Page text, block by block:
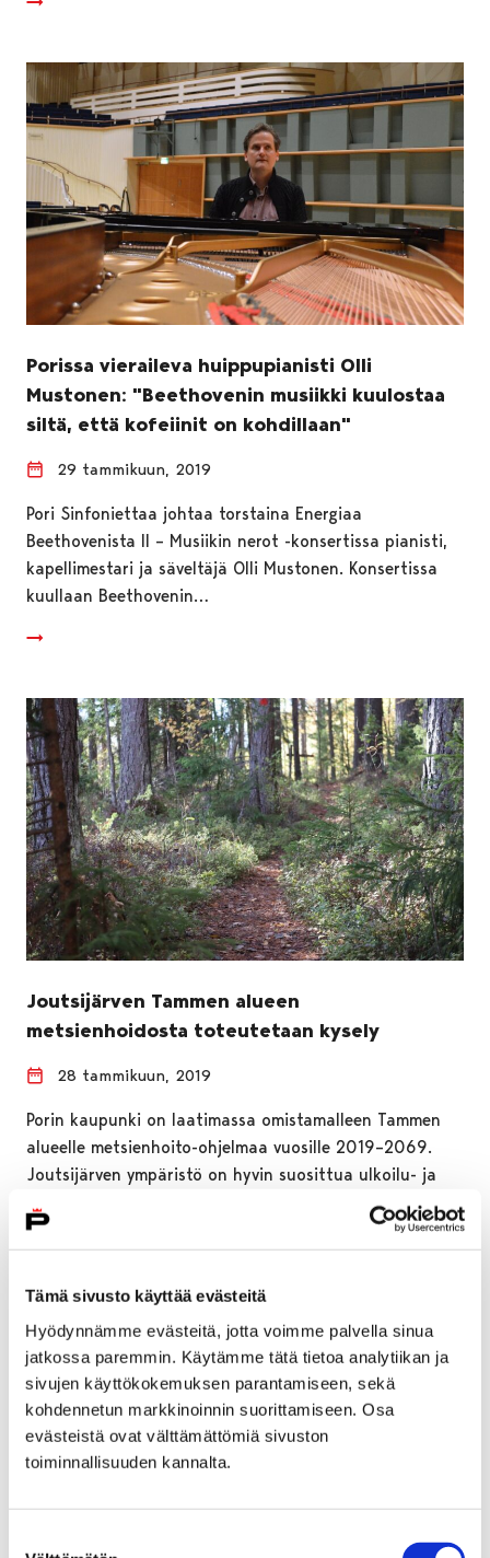
Tämä sivusto käyttää evästeitä
Hyödynnämme evästeitä, jotta voimme palvella sinua
jatkossa paremmin. Käytämme tätä tietoa analytiikan ja
sivujen käyttökokemuksen parantamiseen, sekä
kohdennetun markkinoinnin suorittamiseen. Osa
evästeistä ovat välttämättömiä sivuston
toiminnallisuuden kannalta.
Porissa vieraileva huippupianisti Olli
Mustonen: "Beethovenin musiikki kuulostaa
siltä, että kofeiinit on kohdillaan"
29 tammikuun, 2019
Pori Sinfoniettaa johtaa torstaina Energiaa
Beethovenista II – Musiikin nerot -konsertissa pianisti,
kapellimestari ja säveltäjä Olli Mustonen. Konsertissa
kuullaan Beethovenin…
Joutsijärven Tammen alueen
metsienhoidosta toteutetaan kysely
28 tammikuun, 2019
Porin kaupunki on laatimassa omistamalleen Tammen
alueelle metsienhoito-ohjelmaa vuosille 2019–2069.
Joutsijärven ympäristö on hyvin suosittua ulkoilu- ja